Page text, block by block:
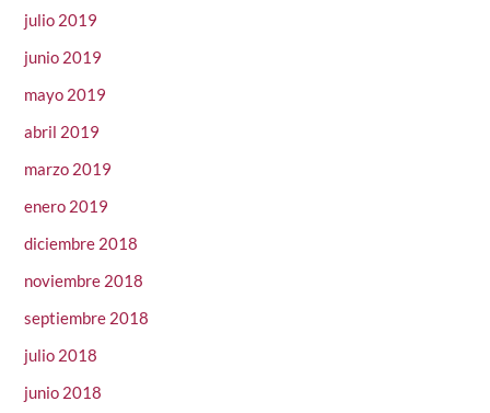
julio 2019
junio 2019
mayo 2019
abril 2019
marzo 2019
enero 2019
diciembre 2018
noviembre 2018
septiembre 2018
julio 2018
junio 2018